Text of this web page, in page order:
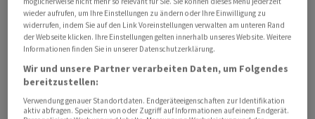
erfahrener menschlicher Fahrer eine Verkehrssituation
durch Kontextwissen besser einzuschätzen, sagte
Rückert. Als Beispiel nannte sie eine Situation, bei dem
ein Ball auf die Strasse rollt und die KI damit rechnet,
dass vermutlich auch ein Kind auf die Strasse rennen
könnte. «Eine gute KI kann den rollenden Ball aber auch
von einem Szenario unterscheiden, bei dem nur eine
wieder aufrufen, um Ihre Einstellungen zu ändern oder Ihre Einwilligung zu
widerrufen, indem Sie auf den Link Voreinstellungen verwalten am unteren Rand
der Webseite klicken. Ihre Einstellungen gelten innerhalb unseres Website. Weitere
Informationen finden Sie in unserer Datenschutzerklärung.
Wir und unsere Partner verarbeiten Daten, um Folgendes
bereitzustellen:
Verwendung genauer Standortdaten. Endgeräteeigenschaften zur Identifikation
aktiv abfragen. Speichern von oder Zugriff auf Informationen auf einem Endgerät.